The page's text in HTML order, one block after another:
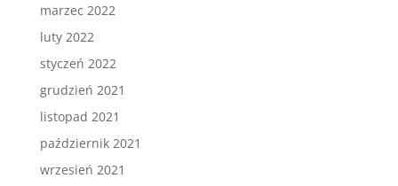
marzec 2022
luty 2022
styczeń 2022
grudzień 2021
listopad 2021
październik 2021
wrzesień 2021